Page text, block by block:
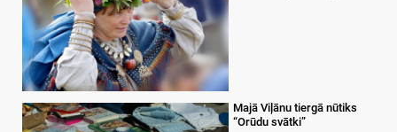
Majā Viļānu tiergā nūtiks
“Orūdu svātki”